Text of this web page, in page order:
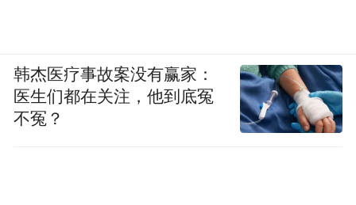
韩杰医疗事故案没有赢家：
医生们都在关注，他到底冤
不冤？